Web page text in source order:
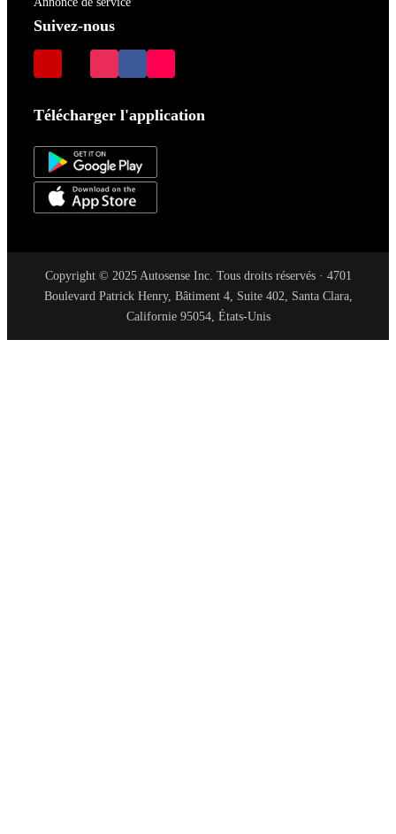
Suivez-nous
Télécharger l'application
Copyright © 2025 Autosense Inc. Tous droits réservés · 4701
Boulevard Patrick Henry, Bâtiment 4, Suite 402, Santa Clara,
Californie 95054, États-Unis